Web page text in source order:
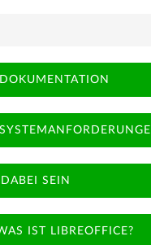
DOKUMENTATION
DABEI SEIN
IST LIBREOFFICE?